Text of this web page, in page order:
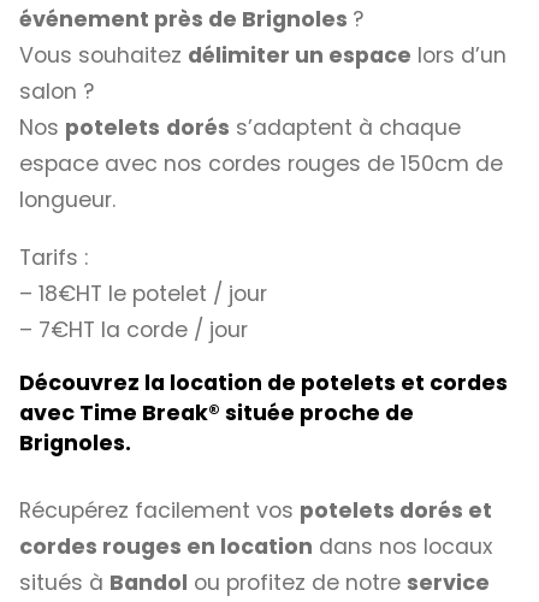
événement près de Brignoles ?
Vous souhaitez délimiter un espace lors d’un
salon ?
Nos potelets dorés s’adaptent à chaque
espace avec nos cordes rouges de 150cm de
longueur.
Tarifs :
– 18€HT le potelet / jour
– 7€HT la corde / jour
Découvrez la location de potelets et cordes
avec Time Break® située proche de
Brignoles.
Récupérez facilement vos potelets dorés et
cordes rouges en location dans nos locaux
situés à Bandol ou profitez de notre service